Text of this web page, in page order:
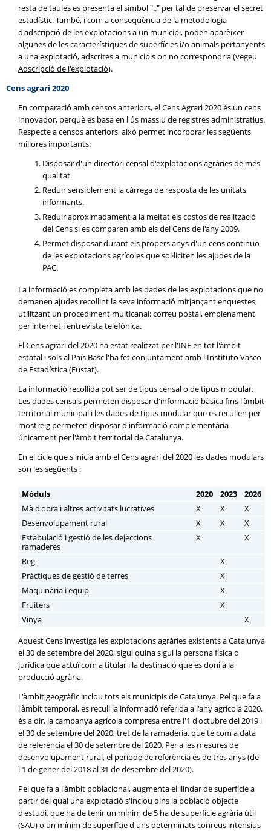
resta de taules es presenta el símbol ".." per tal de preservar el secret
estadístic. També, i com a conseqüència de la metodologia
d'adscripció de les explotacions a un municipi, poden aparèixer
algunes de les característiques de superfícies i/o animals pertanyents
a una explotació, adscrites a municipis on no correspondria (vegeu
Adscripció de l'explotació).
Cens agrari 2020
En comparació amb censos anteriors, el Cens Agrari 2020 és un cens
innovador, perquè es basa en l'ús massiu de registres administratius.
Respecte a censos anteriors, això permet incorporar les següents
millores importants:
Disposar d'un directori censal d'explotacions agràries de més
qualitat.
Reduir sensiblement la càrrega de resposta de les unitats
informants.
Reduir aproximadament a la meitat els costos de realització
del Cens si es comparen amb els del Cens de l'any 2009.
Permet disposar durant els propers anys d'un cens continuo
de les explotacions agrícoles que sol·liciten les ajudes de la
PAC.
La informació es completa amb les dades de les explotacions que no
demanen ajudes recollint la seva informació mitjançant enquestes,
utilitzant un procediment multicanal: correu postal, emplenament
per internet i entrevista telefònica.
El Cens agrari del 2020 ha estat realitzat per l'INEen tot l'àmbit
estatal i sols al País Basc l'ha fet conjuntament amb l'Instituto Vasco
de Estadística (Eustat).
La informació recollida pot ser de tipus censal o de tipus modular.
Les dades censals permeten disposar d'informació bàsica fins l'àmbit
territorial municipal i les dades de tipus modular que es recullen per
mostreig permeten disposar d'informació complementària
únicament per l'àmbit territorial de Catalunya.
En el cicle que s'inicia amb el Cens agrari del 2020 les dades modulars
són les següents :
Mòduls 2020 2023
2026
Mà d'obra i altres activitats lucratives
X X
X
Desenvolupament rural
X X
X
Estabulació i gestió de les dejeccions
ramaderes
X X
Reg
X
Pràctiques de gestió de terres
X
Maquinària i equip
X
Fruiters
X
Vinya
X
Aquest Cens investiga les explotacions agràries existents a Catalunya
el 30 de setembre del 2020, sigui quina sigui la persona física o
jurídica que actuï com a titular i la destinació que es doni a la
producció agrària.
L'àmbit geogràfic inclou tots els municipis de Catalunya. Pel que fa a
l'àmbit temporal, es recull la informació referida a l'any agrícola 2020,
és a dir, la campanya agrícola compresa entre l'1 d'octubre del 2019 i
el 30 de setembre del 2020, tret de la ramaderia, que té com a data
de referència el 30 de setembre del 2020. Per a les mesures de
desenvolupament rural, el període de referència és de tres anys (de
l'1 de gener del 2018 al 31 de desembre del 2020).
Pel que fa a l'àmbit poblacional, augmenta el llindar de superfície a
partir del qual una explotació s'inclou dins la població objecte
d'estudi, que ha de tenir un mínim de 5 ha de superfície agrària útil
(SAU) o un mínim de superfície d'uns determinats conreus intensius